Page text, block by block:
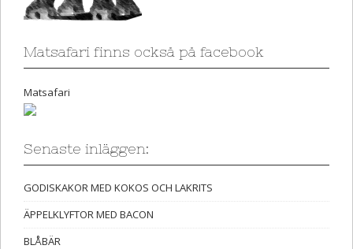
Matsafari finns också på facebook
Matsafari
Senaste inläggen:
GODISKAKOR MED KOKOS OCH LAKRITS
ÄPPELKLYFTOR MED BACON
BLÅBÄR